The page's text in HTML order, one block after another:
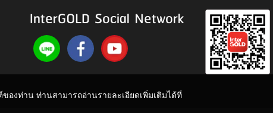
InterGOLD Social Network
องท่าน ท่านสามารถอ่านรายละเอียดเพิ่มเติมได้ที่